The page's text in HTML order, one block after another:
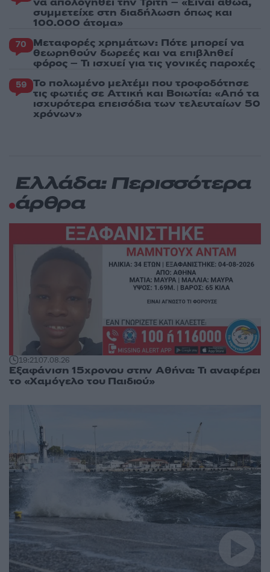
συμμετείχε στη διαδήλωση όπως και
100.000 άτομα»
70 Μεταφορές χρημάτων: Πότε μπορεί να
θεωρηθούν δωρεές και να επιβληθεί
φόρος – Τι ισχυεί για τις γονικές παροχές
59 Το πολωμένο μελτέμι που τροφοδότησε
τις φωτιές σε Αττική και Βοιωτία: «Από τα
ισχυρότερα επεισόδια των τελευταίων 50
χρόνων»
Ελλάδα: Περισσότερα
άρθρα
19:2107.08.26
Εξαφάνιση 15χρονου στην Αθήνα: Τι αναφέρει
το «Χαμόγελο του Παιδιού»